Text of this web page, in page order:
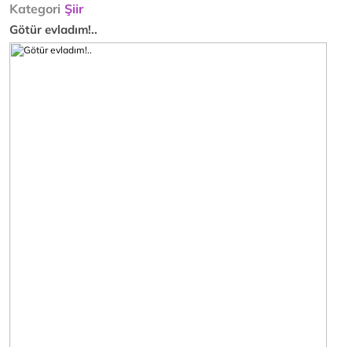
Kategori Şiir
Götür evladım!..